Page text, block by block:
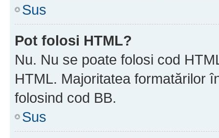
Sus
Pot folosi HTML?
Nu. Nu se poate folosi cod
HTML. Majoritatea formatărilor
folosind cod BB.
Sus